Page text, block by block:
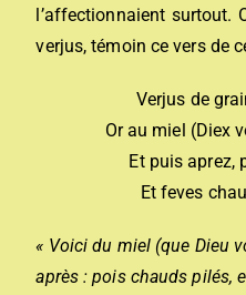
l’affectionnaient surtout.
verjus, témoin ce vers de
Verjus de
Or au miel (Diex
Et puis aprez,
Et feves
« Voici du miel (que Dieu
après : pois chauds pilés,